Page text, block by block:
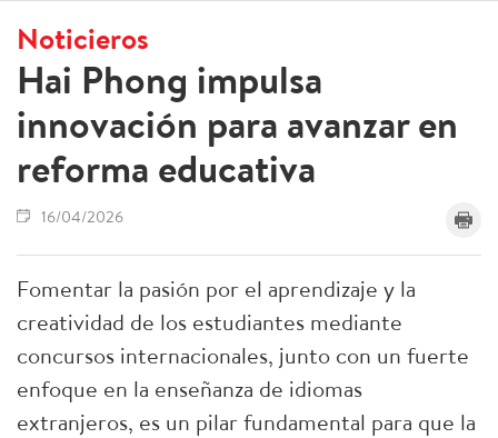
Noticieros
Hai Phong impulsa
innovación para avanzar en
reforma educativa
16/04/2026
Fomentar la pasión por el aprendizaje y la
creatividad de los estudiantes mediante
concursos internacionales, junto con un fuerte
enfoque en la enseñanza de idiomas
extranjeros, es un pilar fundamental para que la